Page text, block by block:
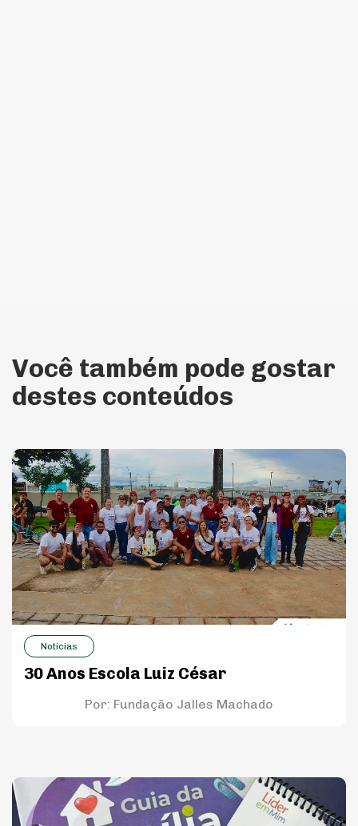
Você também pode gostar
destes conteúdos
Notícias
30 Anos Escola Luiz César
Por: Fundação Jalles Machado